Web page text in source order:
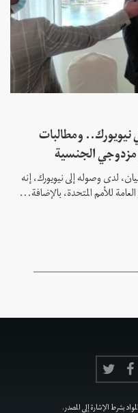
نيويورك.. ومطالبات
مزدوجي الجنسية
لدى وصوله إلى نيويورك، إنه
للأمم المتحدة، بالإضافة...
بشرط الإشارة إلى المصدر.